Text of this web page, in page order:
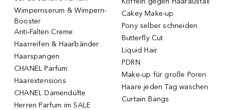
Wimpernserum & Wimpern-
Booster
Anti-Falten Creme
Haarreifen & Haarbänder
Haarspangen
CHANEL Parfum
Haarextensions
CHANEL Damendüfte
Herren Parfum im SALE
Cakey Make-up
Pony selber schneiden
Butterfly Cut
Liquid Hair
PDRN
Make-up für große Poren
Haare jeden Tag waschen
Curtain Bangs